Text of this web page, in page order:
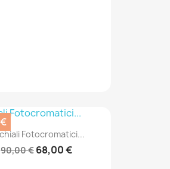
Fotocromatici...
90,00 € 68,00 €